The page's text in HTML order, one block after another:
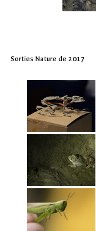
Sorties Nature de 2017